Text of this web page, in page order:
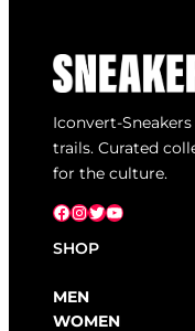
Iconvert-
trails. Curated
for the culture.
Facebook InstagramX YouTube
SHOP
MEN
WOMEN